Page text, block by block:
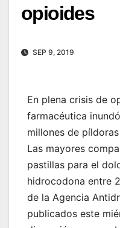
opioides
SEP 9, 2019
En plena crisis de
farmacéutica
millones de píldoras
Las mayores
pastillas para el
hidrocodona entre
de la Agencia
publicados este